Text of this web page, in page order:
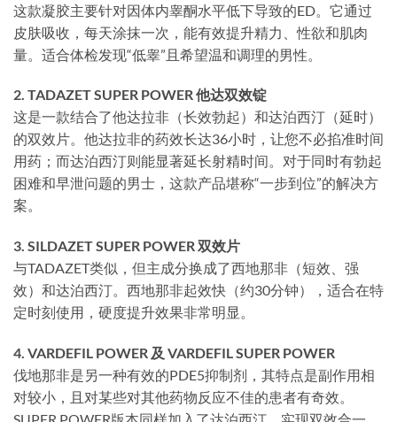
这款凝胶主要针对因体内睾酮水平低下导致的ED。它通过
皮肤吸收，每天涂抹一次，能有效提升精力、性欲和肌肉
量。适合体检发现“低睾”且希望温和调理的男性。
2. TADAZET SUPER POWER 他达双效锭
这是一款结合了他达拉非（长效勃起）和达泊西汀（延时）
的双效片。他达拉非的药效长达36小时，让您不必掐准时间
用药；而达泊西汀则能显著延长射精时间。对于同时有勃起
困难和早泄问题的男士，这款产品堪称“一步到位”的解决方
案。
3. SILDAZET SUPER POWER 双效片
与TADAZET类似，但主成分换成了西地那非（短效、强
效）和达泊西汀。西地那非起效快（约30分钟），适合在特
定时刻使用，硬度提升效果非常明显。
4. VARDEFIL POWER 及 VARDEFIL SUPER POWER
伐地那非是另一种有效的PDE5抑制剂，其特点是副作用相
对较小，且对某些对其他药物反应不佳的患者有奇效。